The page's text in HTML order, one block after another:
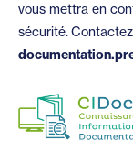
vous mettra en
sécurité.